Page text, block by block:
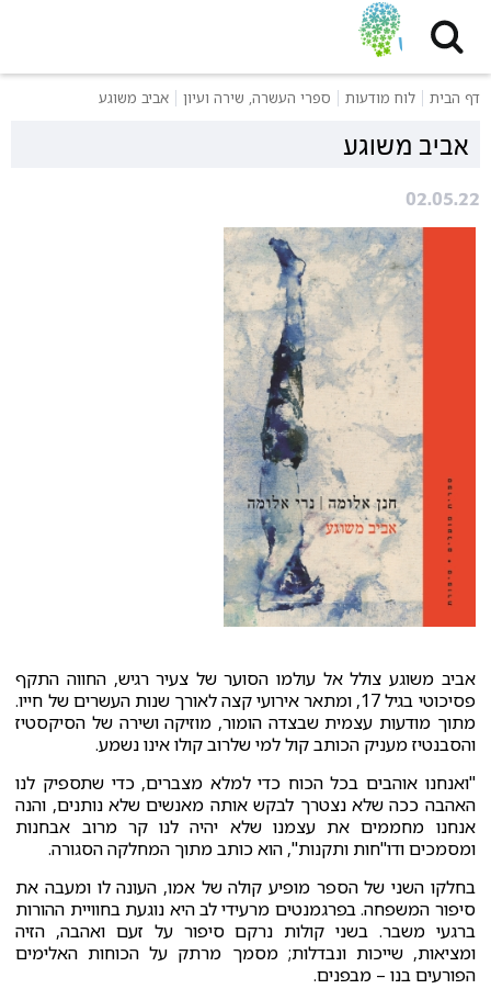
דף הבית לוח מודעות ספרי העשרה, שירה ועיון אביב משוגע
אביב משוגע
02.05.22
אביב משוגע צולל אל עולמו הסוער של צעיר רגיש, החווה התקף
פסיכוטי בגיל 17, ומתאר אירועי קצה לאורך שנות העשרים של חייו.
מתוך מודעות עצמית שבצדה הומור, מוזיקה ושירה של הסיקסטיז
והסבנטיז מעניק הכותב קול למי שלרוב קולו אינו נשמע.
"ואנחנו אוהבים בכל הכוח כדי למלא מצברים, כדי שתספיק לנו
האהבה ככה שלא נצטרך לבקש אותה מאנשים שלא נותנים, והנה
אנחנו מחממים את עצמנו שלא יהיה לנו קר מרוב אבחנות
ומסמכים ודו"חות ותקנות", הוא כותב מתוך המחלקה הסגורה.
בחלקו השני של הספר מופיע קולה של אמו, העונה לו ומעבה את
סיפור המשפחה. בפרגמנטים מרעידי לב היא נוגעת בחוויית ההורות
ברגעי משבר. בשני קולות נרקם סיפור על זעם ואהבה, הזיה
ומציאות, שייכות ונבדלות; מסמך מרתק על הכוחות האלימים
הפורעים בנו – מבפנים.